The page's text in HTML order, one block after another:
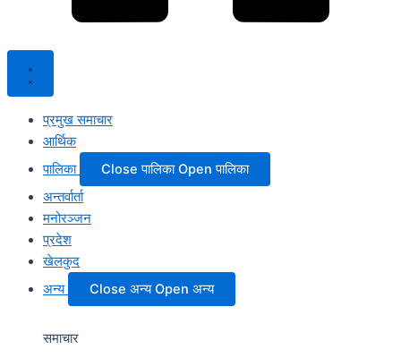
प्रमुख समाचार
आर्थिक
पालिका
Close पालिका Open पालिका
अन्तर्वार्ता
मनोरञ्जन
प्रदेश
खेलकुद
अन्य
Close अन्य Open अन्य
समाचार